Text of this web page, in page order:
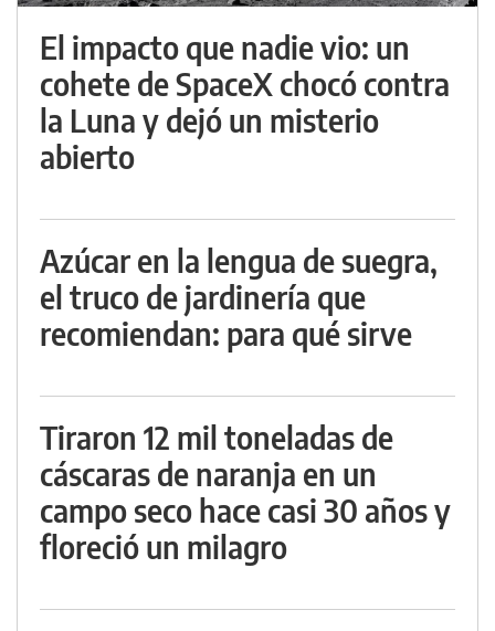
El impacto que nadie vio: un
cohete de SpaceX chocó contra
la Luna y dejó un misterio
abierto
Azúcar en la lengua de suegra,
el truco de jardinería que
recomiendan: para qué sirve
Tiraron 12 mil toneladas de
cáscaras de naranja en un
campo seco hace casi 30 años y
floreció un milagro